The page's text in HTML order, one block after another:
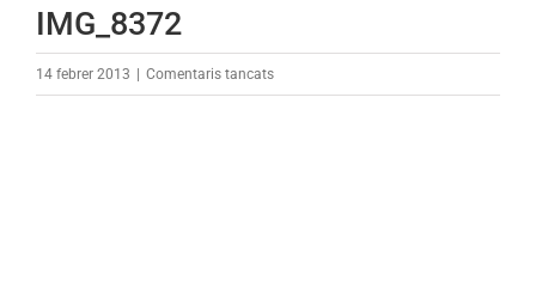
IMG_8372
14 febrer 2013 Comentaris tancatsa